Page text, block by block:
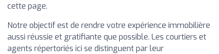
cette page.
Notre objectif est de rendre votre expérience immobilière
aussi réussie et gratifiante que possible. Les courtiers et
agents répertoriés ici se distinguent par leur